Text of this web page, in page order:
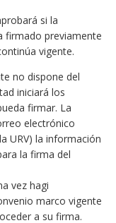
si la
firmado previamente
vigente.
no dispone del
iniciará los
firmar. La
electrónico
URV) la información
la firma del
vez hagi
marco vigente
a su firma.